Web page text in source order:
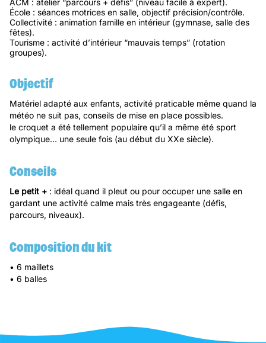
ACM : atelier “parcours + défis” (niveau facile à expert).
École : séances motrices en salle, objectif précision/contrôle.
Collectivité : animation famille en intérieur (gymnase, salle des
fêtes).
Tourisme : activité d’intérieur “mauvais temps” (rotation
groupes).
Objectif
Matériel adapté aux enfants, activité praticable même quand la
météo ne suit pas, conseils de mise en place possibles.
le croquet a été tellement populaire qu’il a même été sport
olympique… une seule fois (au début du XXe siècle).
Conseils
Le petit + : idéal quand il pleut ou pour occuper une salle en
gardant une activité calme mais très engageante (défis,
parcours, niveaux).
Composition du kit
• 6 maillets
• 6 balles